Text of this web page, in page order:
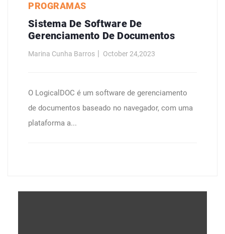
PROGRAMAS
Sistema De Software De
Gerenciamento De Documentos
Marina Cunha Barros October 24,2023
O LogicalDOC é um software de gerenciamento
de documentos baseado no navegador, com uma
plataforma a...